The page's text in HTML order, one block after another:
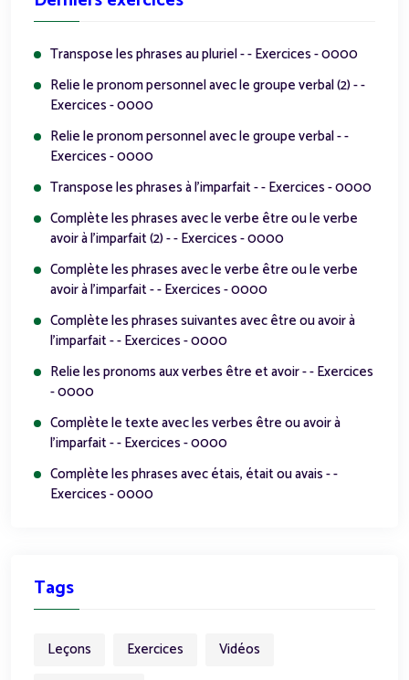
Transpose les phrases au pluriel - - Exercices - 0000
Relie le pronom personnel avec le groupe verbal (2) - -
Exercices - 0000
Relie le pronom personnel avec le groupe verbal - -
Exercices - 0000
Transpose les phrases à l'imparfait - - Exercices - 0000
Complète les phrases avec le verbe être ou le verbe
avoir à l'imparfait (2) - - Exercices - 0000
Complète les phrases avec le verbe être ou le verbe
avoir à l'imparfait - - Exercices - 0000
Complète les phrases suivantes avec être ou avoir à
l'imparfait - - Exercices - 0000
Relie les pronoms aux verbes être et avoir - - Exercices
- 0000
Complète le texte avec les verbes être ou avoir à
l'imparfait - - Exercices - 0000
Complète les phrases avec étais, était ou avais - -
Exercices - 0000
Tags
Leçons Exercices
Vidéos